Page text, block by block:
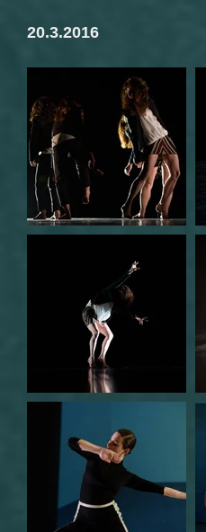
20.3.2016